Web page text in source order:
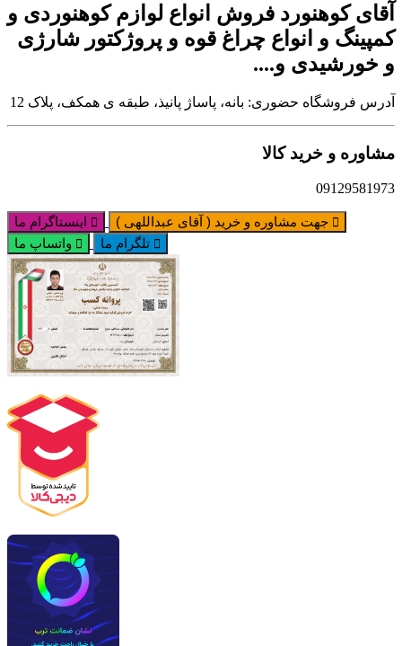
آقای کوهنورد فروش انواع لوازم کوهنوردی و
کمپینگ و انواع چراغ قوه و پروژکتور شارژی
و خورشیدی و....
آدرس فروشگاه حضوری: بانه، پاساژ پانیذ، طبقه ی همکف، پلاک 12
مشاوره و خرید کالا
09129581973
جهت مشاوره و خرید ( آقای عبداللهی )
اینستاگرام ما
تلگرام ما
واتساپ ما